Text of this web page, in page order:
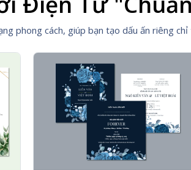
phong cách, giúp bạn tạo dấu ấn riêng